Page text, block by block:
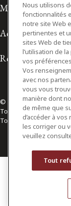
Modalités
Accessibilité
Relations avec les
© 2026 Osler, Hoskin &
Tous droits réservés
Toronto | Montréal |
Nous utilisons
fonctionnalités
notre site Web
pertinentes et
sites Web de
l’utilisation de
vos
Vos
avec nos
vous vous
manière dont
de même que
d’accéder à
les corriger ou
veuillez
Tout